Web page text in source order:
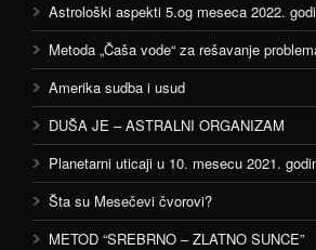
Astrološki aspekti 5.og meseca 2022.
Metoda „Čaša vode“ za rešavanje
Amerika sudba i usud
DUŠA JE – ASTRALNI ORGANIZAM
Planetarni uticaji u 10. mesecu 2021.
Šta su Mesečevi čvorovi?
METOD “SREBRNO – ZLATNO SUNCE”